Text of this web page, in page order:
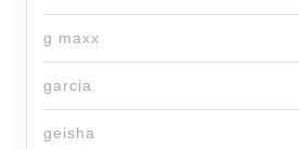
g maxx
garcia
geisha